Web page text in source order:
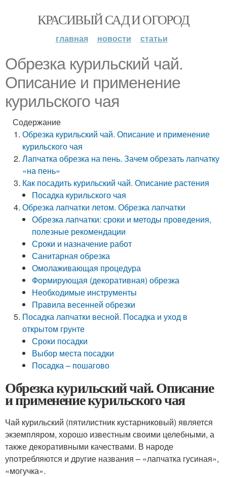
КРАСИВЫЙ САД И ОГОРОД
главная новости статьи
Обрезка курильский чай.
Описание и применение
курильского чая
Содержание
Обрезка курильский чай. Описание и применение
курильского чая
Лапчатка обрезка на пень. Зачем обрезать лапчатку
«на пень»
Как посадить курильский чай. Описание растения
Посадка курильского чая
Обрезка лапчатки летом. Обрезка лапчатки
Обрезка лапчатки: сроки и методы проведения,
полезные рекомендации
Сроки и назначение работ
Санитарная обрезка
Омолаживающая процедура
Формирующая (декоративная) обрезка
Необходимые инструменты
Правила весенней обрезки
Посадка лапчатки весной. Посадка и уход в
открытом грунте
Сроки посадки
Выбор места посадки
Посадка – пошагово
Обрезка курильский чай. Описание
и применение курильского чая
Чай курильский (пятилистник кустарниковый) является
экземпляром, хорошо известным своими целебными, а
также декоративными качествами. В народе
употребляются и другие названия – «лапчатка гусиная»,
«могучка».